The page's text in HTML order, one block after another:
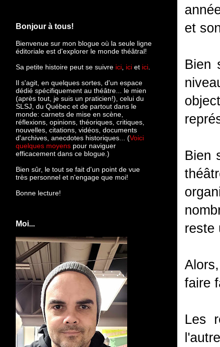
et
Bien
Bien
reste
faire
Les
Bonjour à tous!
Bienvenue sur mon blogue où la seule ligne
éditoriale est d'explorer le monde théâtral!
Sa petite histoire peut se suivre ici ici et ici
Il s'agit, en quelques sortes, d'un espace
dédié spécifiquement au théâtre... le mien
(après tout, je suis un praticien!), celui du
SLSJ, du Québec et de partout dans le
monde: carnets de mise en scène,
réflexions, opinions, théoriques, critiques,
nouvelles, citations, vidéos, documents
d'archives, anecdotes historiques... (Voici
quelques moyens pour naviguer
efficacement dans ce blogue.)
Bien sûr, le tout se fait d'un point de vue
très personnel et n'engage que moi!
Bonne lecture!
Moi...